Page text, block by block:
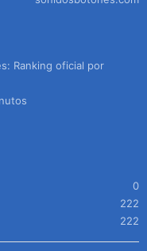
Ranking oficial por
0
222
222